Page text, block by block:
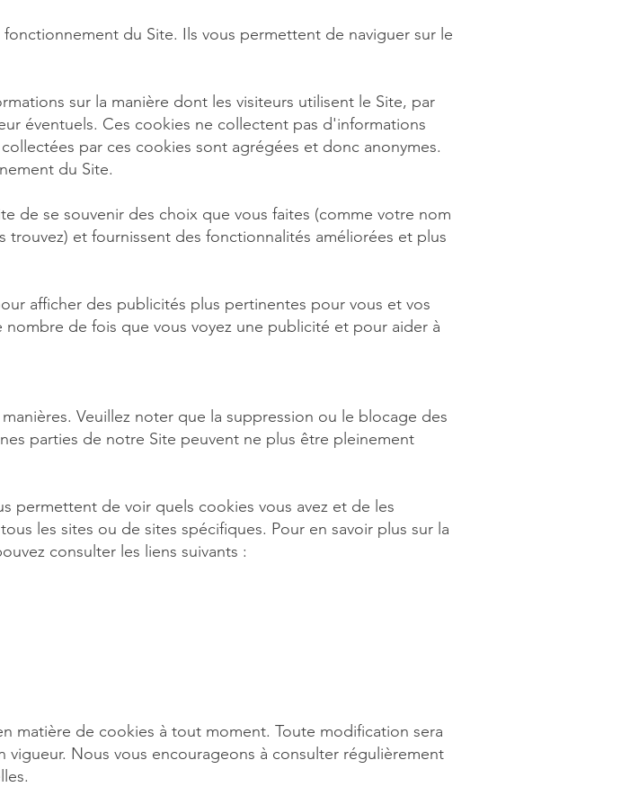
du Site. Ils vous permettent de naviguer sur le
sur la manière dont les visiteurs utilisent le Site, par
éventuels. Ces cookies ne collectent pas d'informations
par ces cookies sont agrégées et donc anonymes.
du Site.
de se souvenir des choix que vous faites (comme votre nom
et fournissent des fonctionnalités améliorées et plus
afficher des publicités plus pertinentes pour vous et vos
de fois que vous voyez une publicité et pour aider à
Veuillez noter que la suppression ou le blocage des
parties de notre Site peuvent ne plus être pleinement
permettent de voir quels cookies vous avez et de les
les sites ou de sites spécifiques. Pour en savoir plus sur la
consulter les liens suivants :
matière de cookies à tout moment. Toute modification sera
Nous vous encourageons à consulter régulièrement